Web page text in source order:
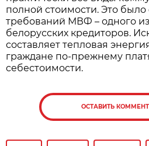
полной стоимости. Это
требований МВФ – одного
белорусских кредиторов.
составляет тепловая
граждане по-прежнему
себестоимости.
ОСТАВИТЬ